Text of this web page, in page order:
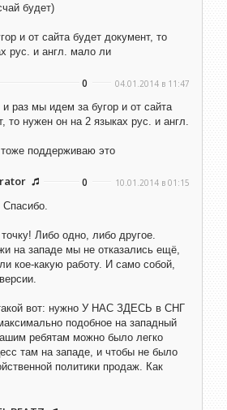
будет)
и от сайта будет документ, то
рус. и англ. мало ли
0 04.01.2014 в 11:47
и раз мы идем за бугор и от сайта
то нужен он на 2 языках рус. и англ.
поддерживаю это
0 10.01.2014 в 01:15
Спасибо.
Либо одно, либо другое.
на западе мы не отказались ещё,
кое-какую работу. И само собой,
вот: нужно У НАС ЗДЕСЬ в СНГ
подобное на западный
ребятам можно было легко
там на западе, и чтобы не было
политики продаж. Как